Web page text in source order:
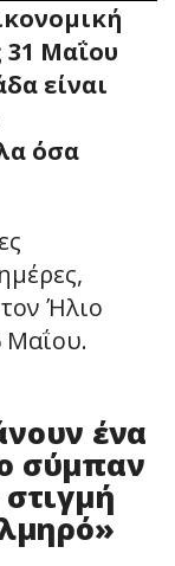
31 Μαΐου
είναι
όσα
Ήλιο
Μαΐου.
ένα
σύμπαν